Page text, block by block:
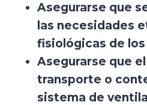
Asegurarse que
las necesidades
fisiológicas de
Asegurarse que
transporte o
sistema de